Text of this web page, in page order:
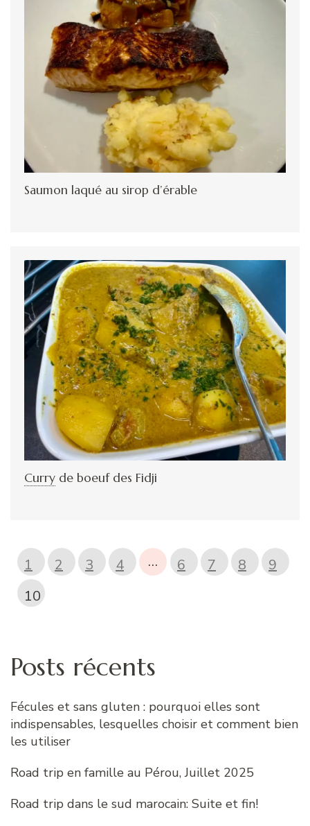
Saumon laqué au sirop d’érable
Curry de boeuf des Fidji
1 2 3 4 … 6 7 8
9
10
Posts récents
Fécules et sans gluten : pourquoi elles sont
indispensables, lesquelles choisir et comment bien
les utiliser
Road trip en famille au Pérou, Juillet 2025
Road trip dans le sud marocain: Suite et fin!